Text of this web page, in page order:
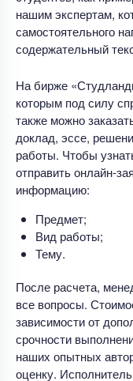
нашим экспертам,
самостоятельного
содержательный
На бирже
которым под силу
также можно
доклад, эссе,
работы. Чтобы
отправить онлайн-
информацию:
Предмет;
Вид работы;
Тему.
После расчета,
все вопросы.
зависимости от
срочности
наших опытных
оценку.